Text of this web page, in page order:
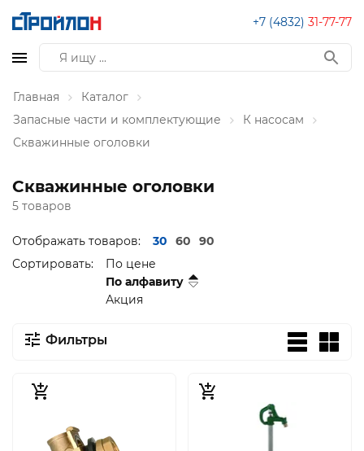
+7 (4832) 31-77-77
Главная
Каталог
Запасные части и комплектующие
К насосам
Скважинные оголовки
Скважинные оголовки
5 товаров
Отображать товаров: 30 60
90
Сортировать:
По цене
По алфавиту
Акция
Фильтры